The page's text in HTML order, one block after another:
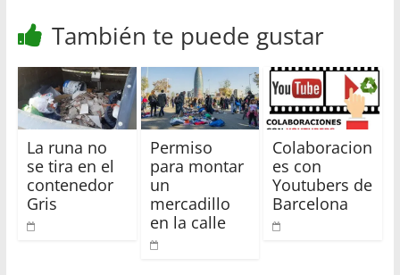
También te puede gustar
La runa no
se tira en el
contenedor
Gris
Permiso
para montar
un
mercadillo
en la calle
Colaboracion
es con
Youtubers de
Barcelona